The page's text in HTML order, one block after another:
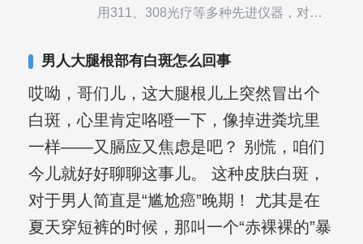
用311、308光疗等多种先进仪器，对不
其对女性银屑病、顽固性银屑病、全身
验。
男人大腿根部有白斑怎么回事
哎呦，哥们儿，这大腿根儿上突然冒出个
白斑，心里肯定咯噔一下，像掉进粪坑里
一样——又膈应又焦虑是吧？ 别慌，咱们
今儿就好好聊聊这事儿。 这种皮肤白斑，
对于男人简直是“尴尬癌”晚期！ 尤其是在
夏天穿短裤的时候，那叫一个“赤裸裸的”暴